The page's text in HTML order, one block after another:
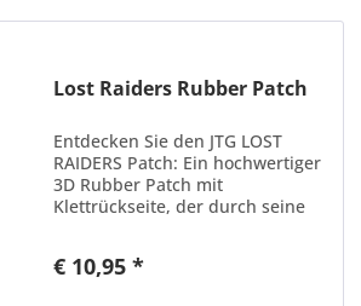
Lost Raiders Rubber Patch
Entdecken Sie den JTG LOST
RAIDERS Patch: Ein hochwertiger
3D Rubber Patch mit
Klettrückseite, der durch seine
102 x 76 mm ist dieser Patch ein
€ 10,95 *